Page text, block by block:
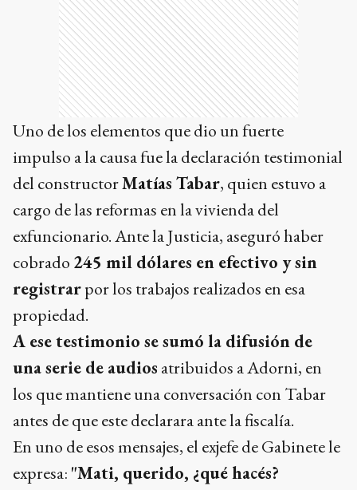
Uno de los elementos que dio un fuerte
impulso a la causa fue la declaración testimonial
del constructorMatías Tabar, quien estuvo a
cargo de las reformas en la vivienda del
exfuncionario. Ante la Justicia, aseguró haber
cobrado 245 mil dólares en efectivo y sin
registrarpor los trabajos realizados en esa
propiedad.
A ese testimonio se sumó la difusión de
una serie de audios atribuidos a Adorni, en
los que mantiene una conversación con Tabar
antes de que este declarara ante la fiscalía.
En uno de esos mensajes, el exjefe de Gabinete le
expresa: "Mati, querido, ¿qué hacés?